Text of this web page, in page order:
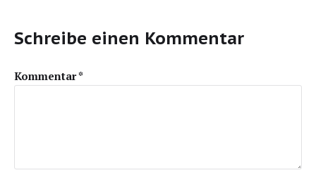
Schreibe einen Kommentar
Kommentar*